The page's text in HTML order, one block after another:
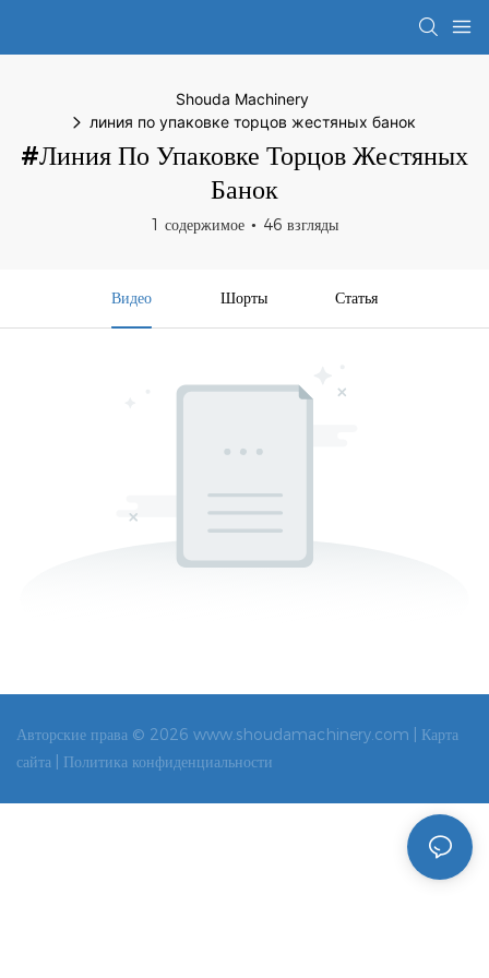
Shouda Machinery
линия по упаковке торцов жестяных банок
#линия По Упаковке Торцов Жестяных
Банок
1 содержимое 46 взгляды
Видео Шорты Статья
Авторские права © 2026 www.shoudamachinery.com | Карта
сайта |
Политика конфиденциальности